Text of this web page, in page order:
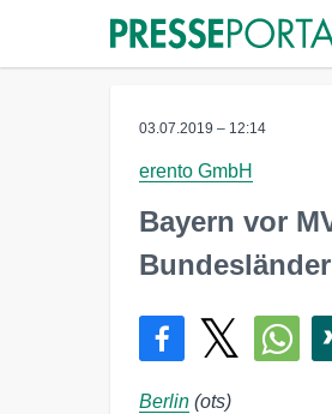
03.07.2019 – 12:14
erento GmbH
Bayern vor
Berlin (ots)